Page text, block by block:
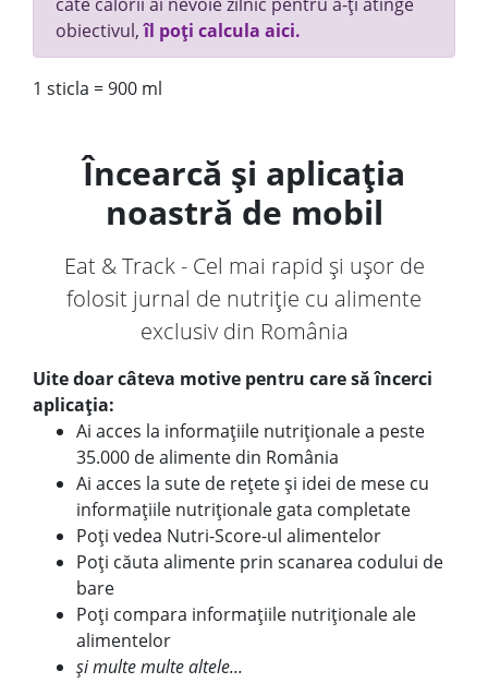
obiectivul,îl poți calcula aici.
1 sticla = 900 ml
Încearcă și aplicația
noastră de mobil
Eat & Track - Cel mai rapid și ușor de
folosit jurnal de nutriție cu alimente
exclusiv din România
Uite doar câteva motive pentru care să încerci
aplicația:
Ai acces la informațiile nutriționale a peste
35.000 de alimente din România
Ai acces la sute de rețete și idei de mese cu
informațiile nutriționale gata completate
Poți vedea Nutri-Score-ul alimentelor
Poți căuta alimente prin scanarea codului de
bare
Poți compara informațiile nutriționale ale
alimentelor
și multe multe altele...